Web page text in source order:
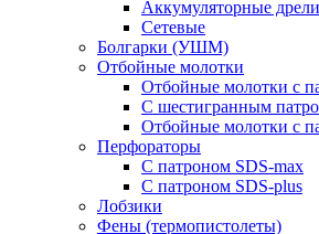
Аккумуляторные
Сетевые
Болгарки (УШМ)
Отбойные молотки
Отбойные молотки с
С шестигранным
Отбойные молотки с
Перфораторы
С патроном SDS-max
С патроном SDS-plus
Лобзики
Фены (термопистолеты)